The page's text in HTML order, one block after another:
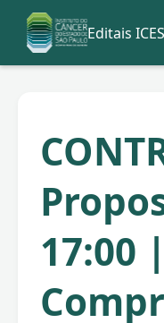
Editais
17:00